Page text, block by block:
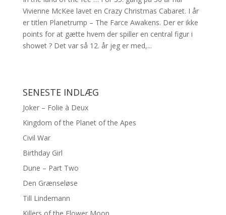
Vivienne McKee lavet en Crazy Christmas Cabaret. I år
er titlen Planetrump – The Farce Awakens. Der er ikke
points for at gætte hvem der spiller en central figur i
showet ? Det var så 12. år jeg er med,...
SENESTE INDLÆG
Joker – Folie à Deux
Kingdom of the Planet of the Apes
Civil War
Birthday Girl
Dune – Part Two
Den Grænseløse
Till Lindemann